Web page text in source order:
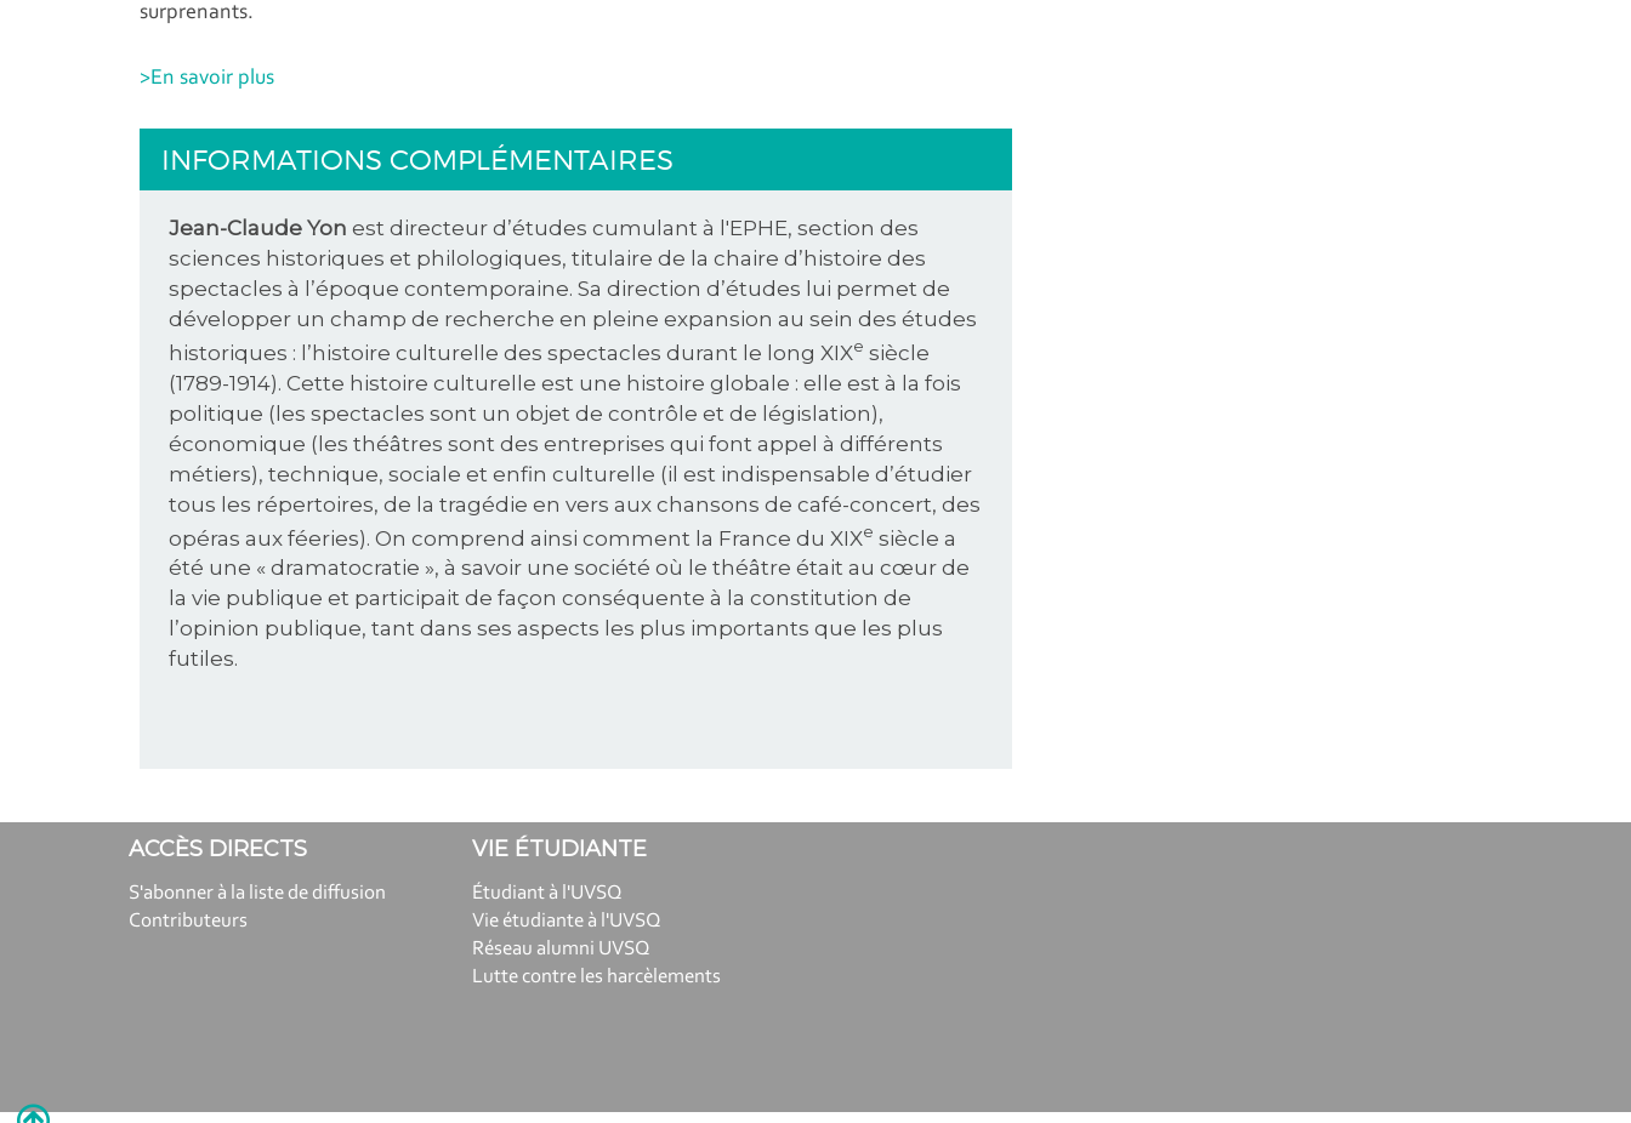
surprenants.
>En savoir plus
INFORMATIONS COMPLÉMENTAIRES
Jean-Claude Yon est directeur d’études cumulant à l'EPHE, section des
sciences historiques et philologiques, titulaire de la chaire d’histoire des
spectacles à l’époque contemporaine. Sa direction d’études lui permet de
développer un champ de recherche en pleine expansion au sein des études
historiques : l’histoire culturelle des spectacles durant le long XIXe siècle
(1789-1914). Cette histoire culturelle est une histoire globale : elle est à la fois
politique (les spectacles sont un objet de contrôle et de législation),
économique (les théâtres sont des entreprises qui font appel à différents
métiers), technique, sociale et enfin culturelle (il est indispensable d’étudier
tous les répertoires, de la tragédie en vers aux chansons de café-concert, des
opéras aux féeries). On comprend ainsi comment la France du XIXe siècle a
été une « dramatocratie », à savoir une société où le théâtre était au cœur de
la vie publique et participait de façon conséquente à la constitution de
l’opinion publique, tant dans ses aspects les plus importants que les plus
futiles.
ACCÈS DIRECTS
S'abonner à la liste de diffusion
Contributeurs
VIE ÉTUDIANTE
Étudiant à l'UVSQ
Vie étudiante à l'UVSQ
Réseau alumni UVSQ
Lutte contre les harcèlements